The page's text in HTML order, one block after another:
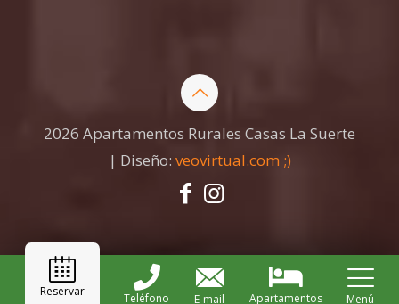
2026 Apartamentos Rurales Casas La Suerte
| Diseño: veovirtual.com ;)
Reservar Teléfono E-mail Apartamentos Menú